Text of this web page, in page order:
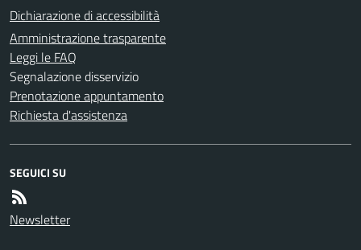
Dichiarazione di accessibilità
Amministrazione trasparente
Leggi le FAQ
Segnalazione disservizio
Prenotazione appuntamento
Richiesta d'assistenza
SEGUICI SU
Newsletter